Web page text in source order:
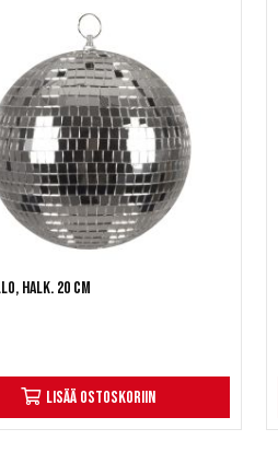
halk. 20 cm
Lisää ostoskoriin